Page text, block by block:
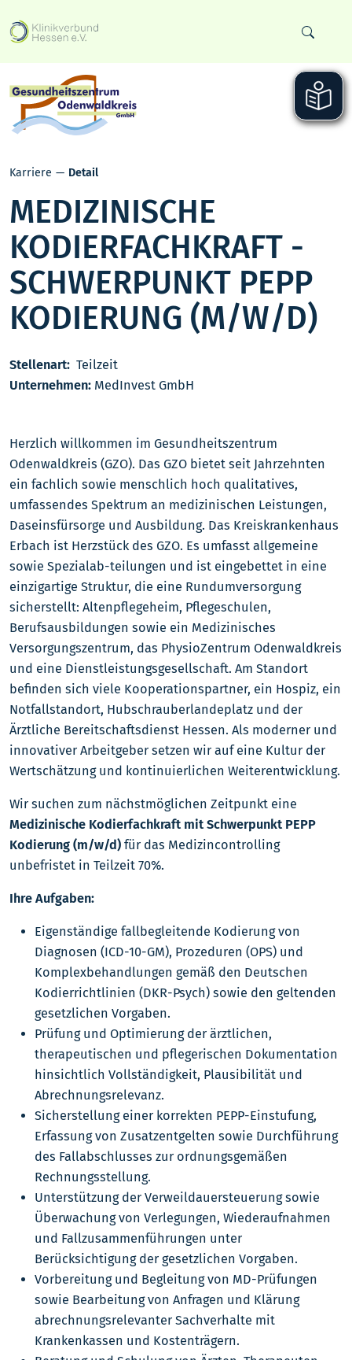
Karriere Detail
MEDIZINISCHE
KODIERFACHKRAFT -
SCHWERPUNKT PEPP
KODIERUNG (M/W/D)
Stellenart: Teilzeit
Unternehmen: MedInvest GmbH
Herzlich willkommen im Gesundheitszentrum
Odenwaldkreis (GZO). Das GZO bietet seit Jahrzehnten
ein fachlich sowie menschlich hoch qualitatives,
umfassendes Spektrum an medizinischen Leistungen,
Daseinsfürsorge und Ausbildung. Das Kreiskrankenhaus
Erbach ist Herzstück des GZO. Es umfasst allgemeine
sowie Spezialab-teilungen und ist eingebettet in eine
einzigartige Struktur, die eine Rundumversorgung
sicherstellt: Altenpflegeheim, Pflegeschulen,
Berufsausbildungen sowie ein Medizinisches
Versorgungszentrum, das PhysioZentrum Odenwaldkreis
und eine Dienstleistungsgesellschaft. Am Standort
befinden sich viele Kooperationspartner, ein Hospiz, ein
Notfallstandort, Hubschrauberlandeplatz und der
Ärztliche Bereitschaftsdienst Hessen. Als moderner und
innovativer Arbeitgeber setzen wir auf eine Kultur der
Wertschätzung und kontinuierlichen Weiterentwicklung.
Wir suchen zum nächstmöglichen Zeitpunkt eine
Medizinische Kodierfachkraft mit Schwerpunkt PEPP
Kodierung (m/w/d) für das Medizincontrolling
unbefristet in Teilzeit 70%.
Ihre Aufgaben:
Eigenständige fallbegleitende Kodierung von
Diagnosen (ICD-10-GM), Prozeduren (OPS) und
Komplexbehandlungen gemäß den Deutschen
Kodierrichtlinien (DKR-Psych) sowie den geltenden
gesetzlichen Vorgaben.
Prüfung und Optimierung der ärztlichen,
therapeutischen und pflegerischen Dokumentation
hinsichtlich Vollständigkeit, Plausibilität und
Abrechnungsrelevanz.
Sicherstellung einer korrekten PEPP-Einstufung,
Erfassung von Zusatzentgelten sowie Durchführung
des Fallabschlusses zur ordnungsgemäßen
Rechnungsstellung.
Unterstützung der Verweildauersteuerung sowie
Überwachung von Verlegungen, Wiederaufnahmen
und Fallzusammenführungen unter
Berücksichtigung der gesetzlichen Vorgaben.
Vorbereitung und Begleitung von MD-Prüfungen
sowie Bearbeitung von Anfragen und Klärung
abrechnungsrelevanter Sachverhalte mit
Krankenkassen und Kostenträgern.